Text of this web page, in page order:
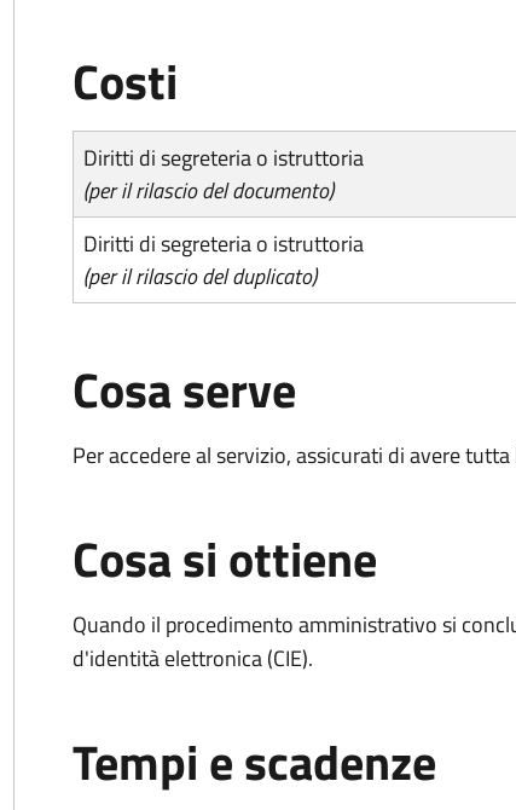
Costi
Diritti di segreteria o istruttoria
(per il rilascio del documento)
Diritti di segreteria o istruttoria
(per il rilascio del duplicato)
Cosa serve
Per accedere al servizio, assicurati di avere
Cosa si ottiene
Quando il procedimento amministrativo si
d'identità elettronica (CIE).
Tempi e scadenze